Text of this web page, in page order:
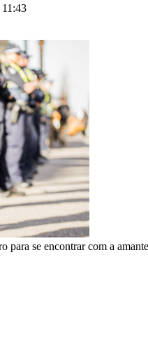
11:43
para se encontrar com a amante